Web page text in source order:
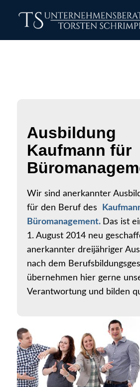
Ausbildung
Kaufmann für
Wir sind anerkannter
für den Beruf des
Büromanagement. Das ist
1. August 2014 neu
anerkannter dreijähriger
nach dem
übernehmen hier gerne
Verantwortung und bilden